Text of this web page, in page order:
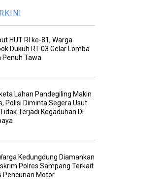
HUT RI ke-81, Warga
Dukuh RT 03 Gelar Lomba
Penuh Tawa
Lahan Pandegiling Makin
Polisi Diminta Segera Usut
Terjadi Kegaduhan Di
Kedungdung Diamankan
Polres Sampang Terkait
Pencurian Motor